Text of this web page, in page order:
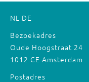
NL DE
Bezoekadres
Oude Hoogstraat 24
1012 CE Amsterdam
Postadres